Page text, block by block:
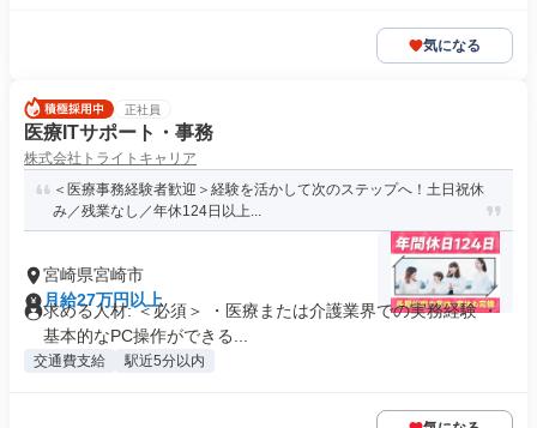
気になる
正社員
医療ITサポート・事務
株式会社トライトキャリア
＜医療事務経験者歓迎＞経験を活かして次のステップへ！土日祝休
み／残業なし／年休124日以上...
宮崎県宮崎市
月給27万円以上
求める人材: ＜必須＞ ・医療または介護業界での実務経験 ・
基本的なPC操作ができる...
交通費支給 駅近5分以内